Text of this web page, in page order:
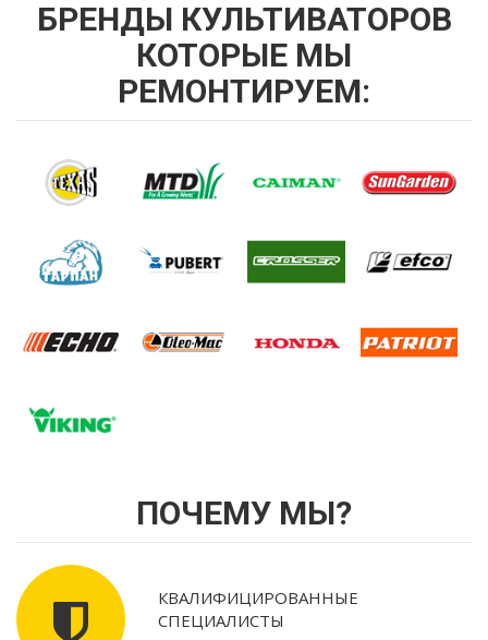
БРЕНДЫ КУЛЬТИВАТОРОВ
КОТОРЫЕ МЫ
РЕМОНТИРУЕМ:
ПОЧЕМУ МЫ?
КВАЛИФИЦИРОВАННЫЕ
СПЕЦИАЛИСТЫ